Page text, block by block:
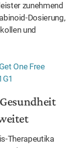
zunehmend
Dosierung,
und
Therapeutika